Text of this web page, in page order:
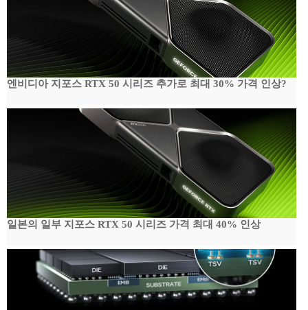
엔비디아 지포스 RTX 50 시리즈 추가로 최대 30% 가격 인상?
일본의 일부 지포스 RTX 50 시리즈 가격 최대 40% 인상